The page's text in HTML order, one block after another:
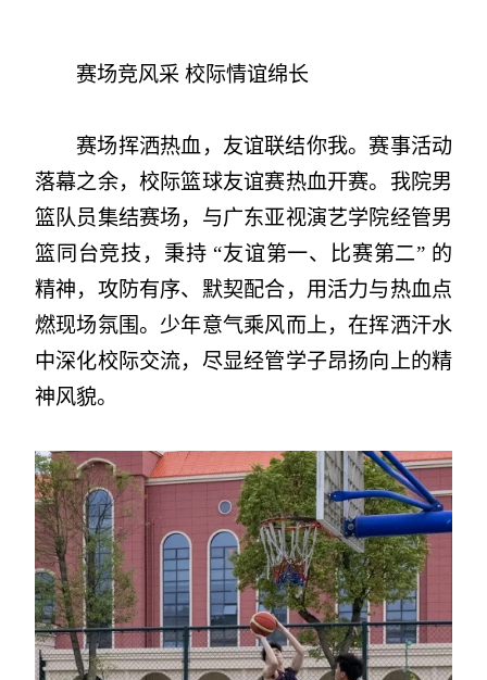
赛场竞风采 校际情谊绵长
赛场挥洒热血，友谊联结你我。赛事活动
落幕之余，校际篮球友谊赛热血开赛。我院男
篮队员集结赛场，与广东亚视演艺学院经管男
篮同台竞技，秉持 “友谊第一、比赛第二” 的
精神，攻防有序、默契配合，用活力与热血点
燃现场氛围。少年意气乘风而上，在挥洒汗水
中深化校际交流，尽显经管学子昂扬向上的精
神风貌。